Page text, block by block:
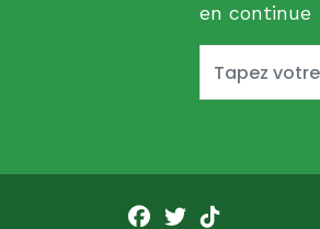
en continue